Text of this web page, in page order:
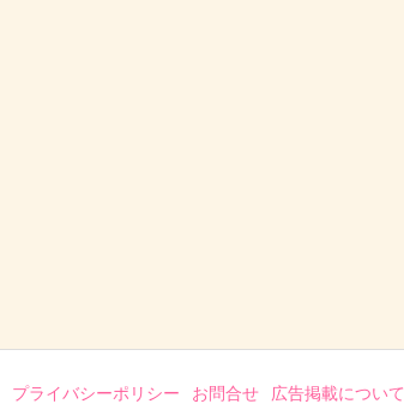
プライバシーポリシー お問合せ 広告掲載について